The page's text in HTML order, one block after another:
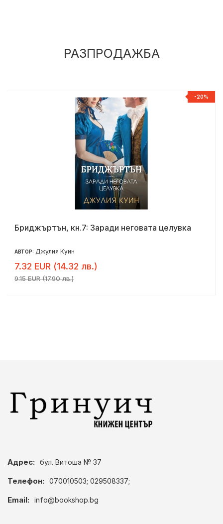
РАЗПРОДАЖБА
-20%
Бриджъртън, кн.7: Заради неговата целувка
АВТОР: Джулия Куин
7.32 EUR (14.32 лв.)
9.15 EUR (17.90 лв.)
Адрес: бул. Витоша № 37
Телефон: 070010503; 029508337;
Email: info@bookshop.bg